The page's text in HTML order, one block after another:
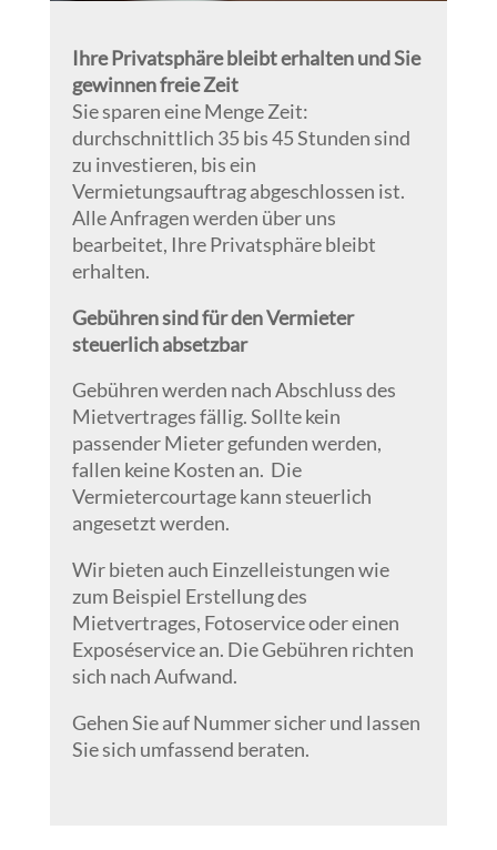
Ihre Privatsphäre bleibt erhalten und Sie
gewinnen freie Zeit
Sie sparen eine Menge Zeit:
durchschnittlich 35 bis 45 Stunden sind
zu investieren, bis ein
Vermietungsauftrag abgeschlossen ist.
Alle Anfragen werden über uns
bearbeitet, Ihre Privatsphäre bleibt
erhalten.
Gebühren sind für den Vermieter
steuerlich absetzbar
Gebühren werden nach Abschluss des
Mietvertrages fällig. Sollte kein
passender Mieter gefunden werden,
fallen keine Kosten an. Die
Vermietercourtage kann steuerlich
angesetzt werden.
Wir bieten auch Einzelleistungen wie
zum Beispiel Erstellung des
Mietvertrages, Fotoservice oder einen
Exposéservice an. Die Gebühren richten
sich nach Aufwand.
Gehen Sie auf Nummer sicher und lassen
Sie sich umfassend beraten.